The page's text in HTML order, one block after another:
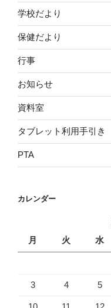
学校だより
保健だより
行事
お知らせ
資料室
タブレット利用手引き
PTA
カレンダー
月
火 水
3 4 5